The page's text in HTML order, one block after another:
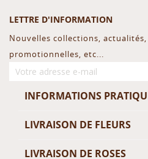
LETTRE D'INFORMATION
Nouvelles collections,
promotionnelles, etc...
INFORMATIONS
LIVRAISON DE FLEURS
LIVRAISON DE ROSES